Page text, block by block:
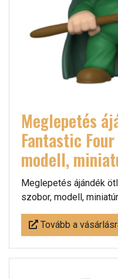
Meglepetés
Fantastic
modell,
Meglepetés ájándék
szobor, modell,
Tovább a